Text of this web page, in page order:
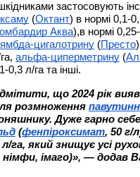
застосовують
(Октант) в нормі 0,1-
Аква),в нормі
цигалотрину (Престо
альфа-циперметрину (
0,3 л/га та інші.
що 2024 рік
розмноження
Дуже гарно
(фенпіроксимат, 50 г/
га, який знищує усі
німфи, імаго)», — додав